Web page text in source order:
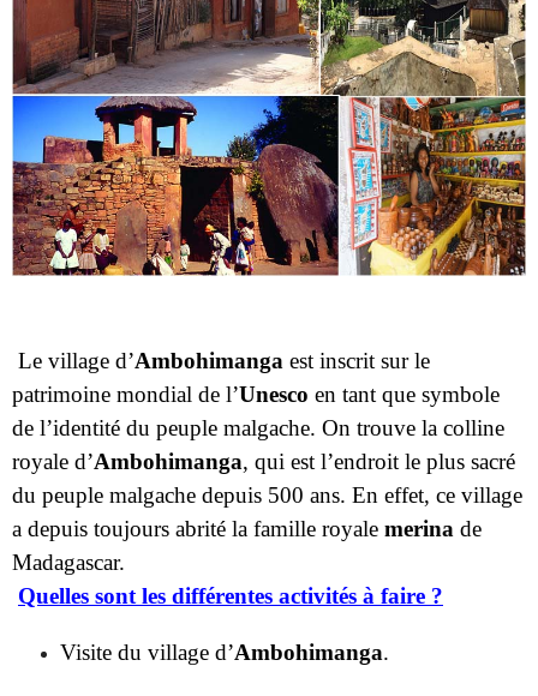
Le village d’Ambohimangaest inscrit sur le
royale d’Ambohimanga, qui est l’endroit le plus sacré
du peuple malgache depuis 500 ans. En effet, ce village
a depuis toujours abrité la famille royalemerinade
Madagascar.
Quelles sont les différentes activités à faire ?
Visite du village d’ Ambohimanga
6/ PARC NATIONAL DE MASOALA